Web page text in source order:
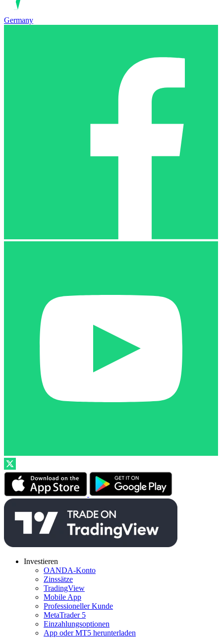
Germany
Investieren
OANDA-Konto
Zinssätze
TradingView
Mobile App
Professioneller Kunde
MetaTrader 5
Einzahlungsoptionen
App oder MT5 herunterladen